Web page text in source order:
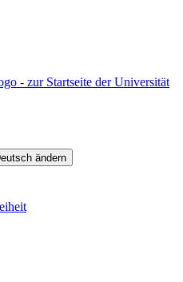
- zur Startseite der Universität
ändern